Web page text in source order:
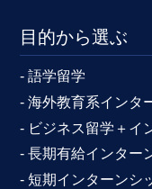
目的から選ぶ
- 語学留学
- 海外教育系インタ
- ビジネス留学＋イ
- 長期有給インター
- 短期インターンシ